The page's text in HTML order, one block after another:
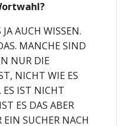
AUCH WISSEN.
MANCHE SIND
NUR DIE
NICHT WIE ES
IST NICHT
ES DAS ABER
SUCHER NACH